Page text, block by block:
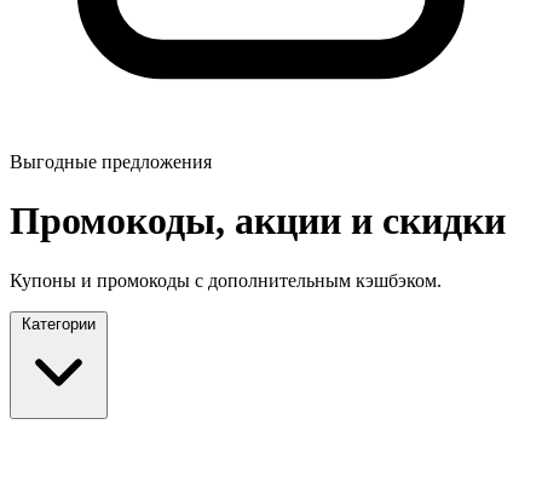
Выгодные предложения
Промокоды, акции и скидки
Купоны и промокоды с дополнительным кэшбэком.
Категории